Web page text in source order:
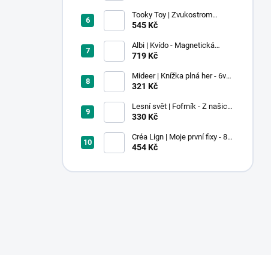
Tooky Toy | Zvukostrom
Pastel
545 Kč
Albi | Kvído - Magnetická
zvířátka: Farma
719 Kč
Mideer | Knížka plná her - 6v1 -
Dobrodružství v muzeu
321 Kč
Lesní svět | Fofrník - Z našich
lesů
330 Kč
Créa Lign | Moje první fixy - 8
ks
454 Kč